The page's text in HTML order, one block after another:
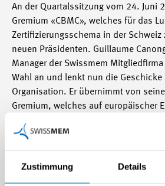
Zustimmung Details
An der Quartalssitzung vom 24. Juni
Gremium «CBMC», welches für das
Zertifizierungsschema in der
neuen Präsidenten. Guillaume
Manager der Swissmem
Wahl an und lenkt nun die
Organisation. Er übernimmt von
Gremium, welches auf europäischer
Schweizer Luftfahrtindustrie
Zertifizierung gemäss der